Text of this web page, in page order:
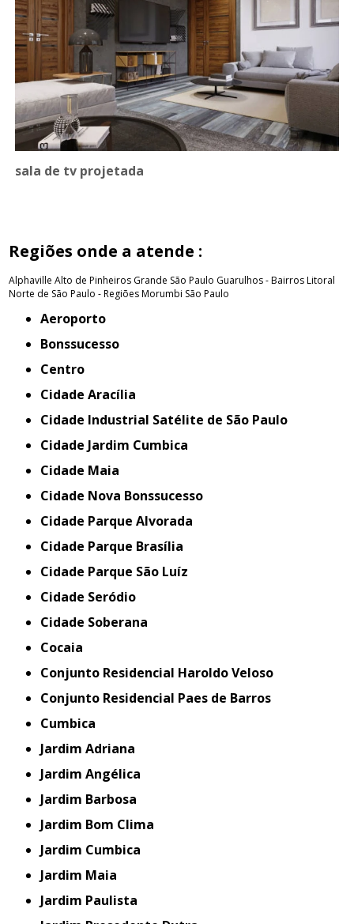
sala de tv projetada
Regiões onde a atende :
Alphaville Alto de Pinheiros Grande São Paulo Guarulhos - BairrosLitoral
Norte de São Paulo - RegiõesMorumbi São Paulo
Aeroporto
Bonssucesso
Centro
Cidade Aracília
Cidade Industrial Satélite de São Paulo
Cidade Jardim Cumbica
Cidade Maia
Cidade Nova Bonssucesso
Cidade Parque Alvorada
Cidade Parque Brasília
Cidade Parque São Luíz
Cidade Seródio
Cidade Soberana
Cocaia
Conjunto Residencial Haroldo Veloso
Conjunto Residencial Paes de Barros
Cumbica
Jardim Adriana
Jardim Angélica
Jardim Barbosa
Jardim Bom Clima
Jardim Cumbica
Jardim Maia
Jardim Paulista